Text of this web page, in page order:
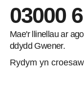
03000
Mae'r llinellau ar
ddydd Gwener.
Rydym yn